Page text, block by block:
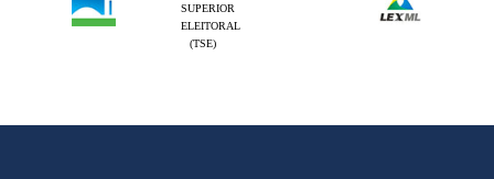
SUPERIOR
ELEITORAL
(TSE)